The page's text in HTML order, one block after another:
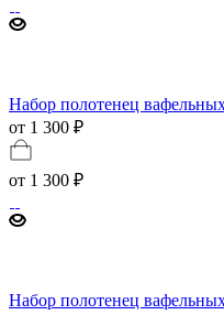
Набор полотенец
от 1 300 ₽
от 1 300 ₽
Набор полотенец